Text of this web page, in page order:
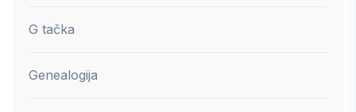
G tačka
Genealogija